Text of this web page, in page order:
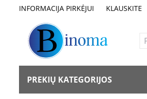
INFORMACIJA PIRKĖJUI KLAUSKITE
PREKIŲ KATEGORIJOS